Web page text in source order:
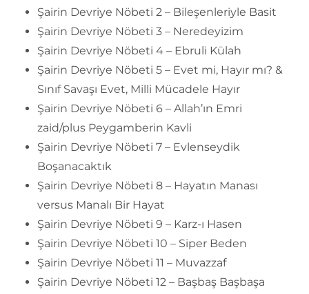
Şairin Devriye Nöbeti 2 – Bileşenleriyle Basit
Şairin Devriye Nöbeti 3 – Neredeyizim
Şairin Devriye Nöbeti 4 – Ebruli Külah
Şairin Devriye Nöbeti 5 – Evet mi, Hayır mı? &
Sınıf Savaşı Evet, Milli Mücadele Hayır
Şairin Devriye Nöbeti 6 – Allah’ın Emri
zaid/plus Peygamberin Kavli
Şairin Devriye Nöbeti 7 – Evlenseydik
Boşanacaktık
Şairin Devriye Nöbeti 8 – Hayatın Manası
versus Manalı Bir Hayat
Şairin Devriye Nöbeti 9 – Karz-ı Hasen
Şairin Devriye Nöbeti 10 – Siper Beden
Şairin Devriye Nöbeti 11 – Muvazzaf
Şairin Devriye Nöbeti 12 – Başbaş Başbaşa